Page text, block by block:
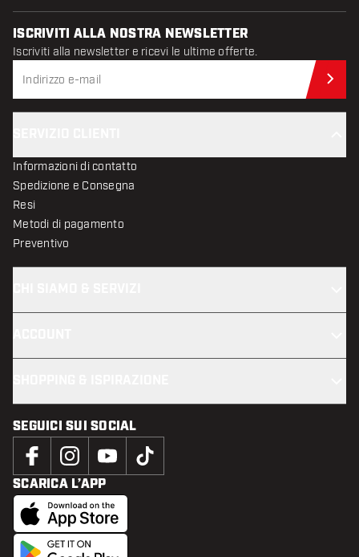
ISCRIVITI ALLA NOSTRA NEWSLETTER
Iscriviti alla newsletter e ricevi le ultime offerte.
Informazioni di contatto
Spedizione e Consegna
Resi
Metodi di pagamento
Preventivo
SEGUICI SUI SOCIAL
SCARICA L’APP